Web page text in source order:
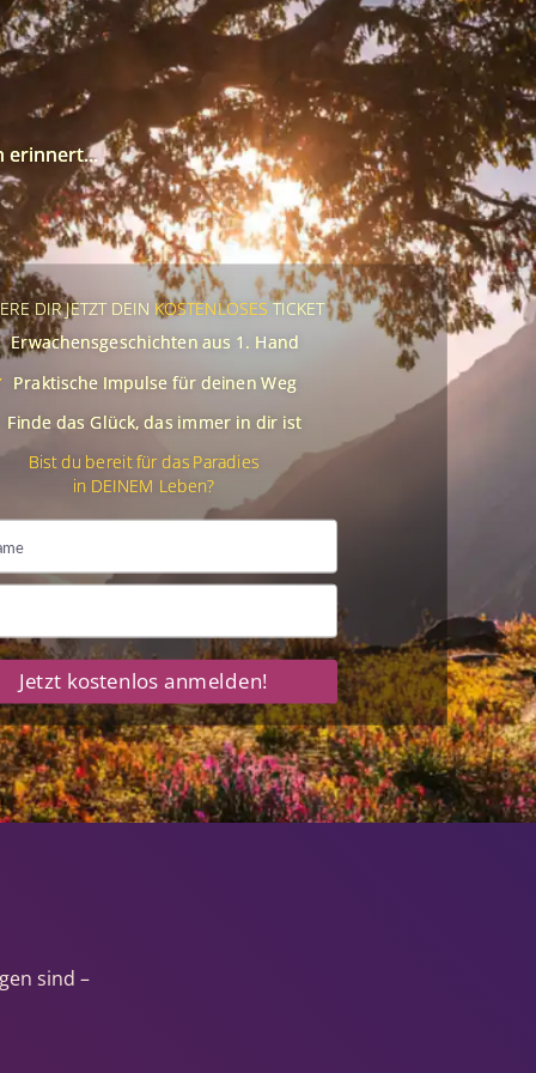
erinnert...
DIR JETZT DEIN KOSTENLOSESTICKET
Erwachensgeschichten aus 1. Hand
Praktische Impulse für deinen Weg
Finde das Glück, das immer in dir ist
Bist du bereit für das Paradies
in DEINEM Leben?
Jetzt kostenlos anmelden!
sind –